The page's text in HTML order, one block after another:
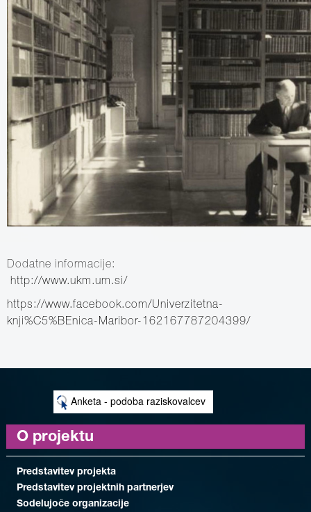
Dodatne informacije:
http://www.ukm.um.si/
https://www.facebook.com/Univerzitetna-
knji%C5%BEnica-Maribor-162167787204399/
Anketa - podoba raziskovalcev
O projektu
Predstavitev projekta
Predstavitev projektnih partnerjev
Sodelujoče organizacije